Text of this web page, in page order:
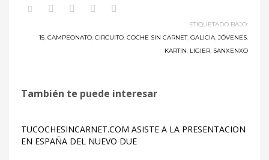
ETIQUETADO BAJO:
15, CAMPEONATO, CIRCUITO, COCHE SIN CARNET, GALICIA, JÓVENES,
KARTIN, LIGIER, SANXENXO
También te puede interesar
TUCOCHESINCARNET.COM ASISTE A LA PRESENTACION
EN ESPAÑA DEL NUEVO DUE